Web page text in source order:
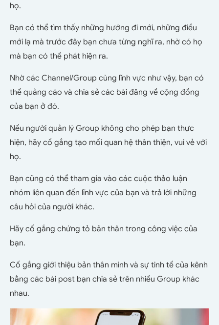
họ.
Bạn có thể tìm thấy những hướng đi mới, những điều
mới lạ mà trước đây bạn chưa từng nghĩ ra, nhờ có họ
mà bạn có thể phát hiện ra.
Nhờ các Channel/Group cùng lĩnh vực như vậy, bạn có
thể quảng cáo và chia sẻ các bài đăng về cộng đồng
của bạn ở đó.
Nếu người quản lý Group không cho phép bạn thực
hiện, hãy cố gắng tạo mối quan hệ thân thiện, vui vẻ với
họ.
Bạn cũng có thể tham gia vào các cuộc thảo luận
nhóm liên quan đến lĩnh vực của bạn và trả lời những
câu hỏi của người khác.
Hãy cố gắng chứng tỏ bản thân trong công việc của
bạn.
Cố gắng giới thiệu bản thân mình và sự tinh tế của kênh
bằng các bài post bạn chia sẻ trên nhiều Group khác
nhau.